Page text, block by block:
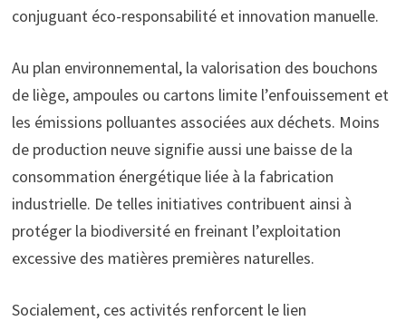
conjuguant éco-responsabilité et innovation manuelle.
Au plan environnemental, la valorisation des bouchons
de liège, ampoules ou cartons limite l’enfouissement et
les émissions polluantes associées aux déchets. Moins
de production neuve signifie aussi une baisse de la
consommation énergétique liée à la fabrication
industrielle. De telles initiatives contribuent ainsi à
protéger la biodiversité en freinant l’exploitation
excessive des matières premières naturelles.
Socialement, ces activités renforcent le lien